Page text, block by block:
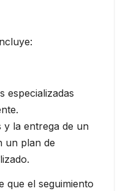
especializadas
y la entrega de un
un plan de
que el seguimiento